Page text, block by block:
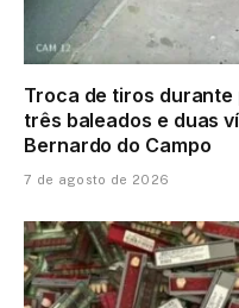
Troca de tiros
três baleados e duas
Bernardo do Campo
7 de agosto de 2026